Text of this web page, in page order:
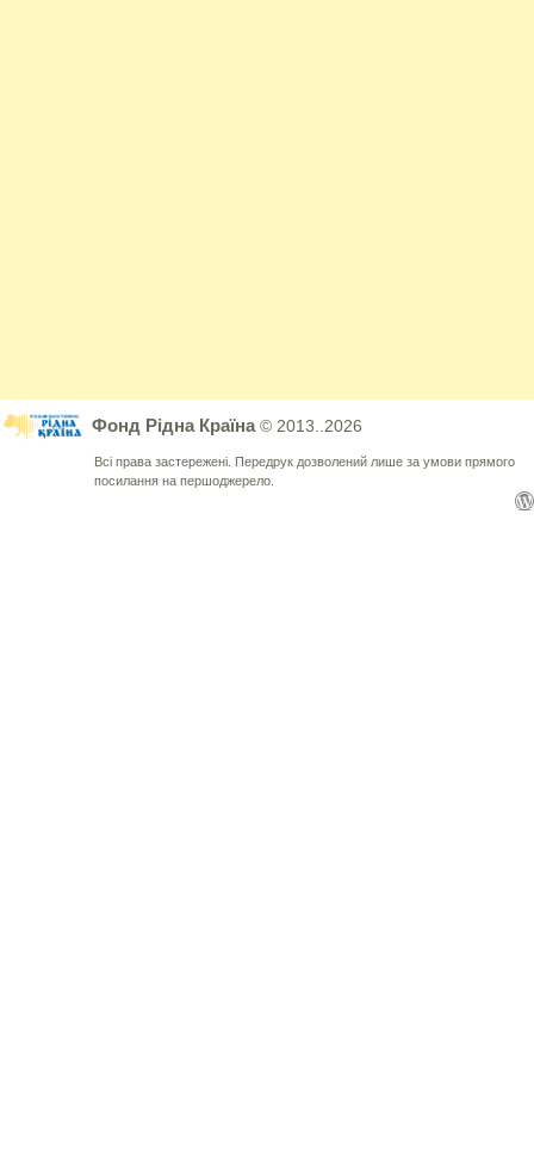
Фонд Рідна Країна© 2013..2026
Всі права застережені. Передрук дозволений лише за умови прямого
посилання на першоджерело.